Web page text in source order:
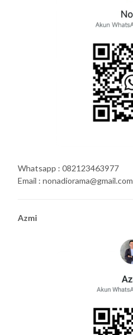
Whatsapp : 082123463977
Email : nonadiorama@gmail.com
Azmi